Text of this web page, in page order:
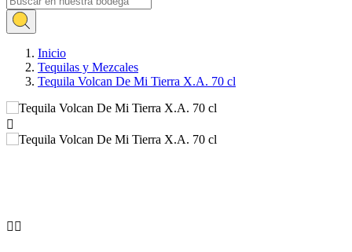
Inicio
Tequilas y Mezcales
Tequila Volcan De Mi Tierra X.A. 70 cl

 